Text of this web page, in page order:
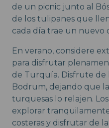
de un picnic junto al
de los tulipanes que
cada día trae un nuevo
En verano, considere
para disfrutar
de Turquía. Disfrute de
Bodrum, dejando que
turquesas lo relajen.
explorar
costeras y disfrutar de